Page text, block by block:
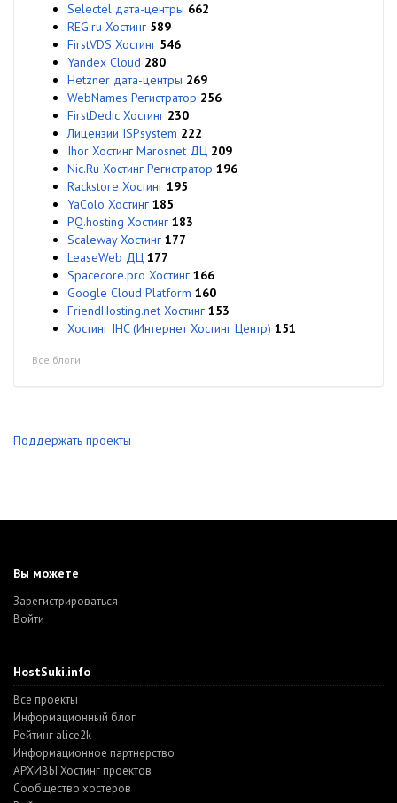
Selectel дата-центры 662
REG.ru Хостинг 589
FirstVDS Хостинг 546
Yandex Cloud 280
Hetzner дата-центры 269
WebNames Регистратор 256
FirstDedic Хостинг 230
Лицензии ISPsystem 222
Ihor Хостинг Marosnet ДЦ 209
Nic.Ru Хостинг Регистратор 196
Rackstore Хостинг 195
YaColo Хостинг 185
PQ.hosting Хостинг 183
Scaleway Хостинг 177
LeaseWeb ДЦ 177
Spacecore.pro Хостинг 166
Google Cloud Platform 160
FriendHosting.net Хостинг 153
Хостинг IHC (Интернет Хостинг Центр) 151
Все блоги
Поддержать проекты
Вы можете
Зарегистрироваться
Войти
HostSuki.info
Все проекты
Информационный блог
Рейтинг alice2k
Информационное партнерство
АРХИВЫ Хостинг проектов
Cообщество хостеров